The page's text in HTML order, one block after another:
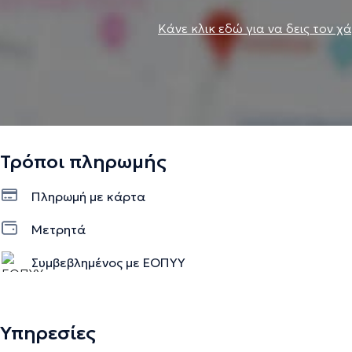
Κάνε κλικ εδώ για να δεις τον
Τρόποι πληρωμής
Πληρωμή με κάρτα
Μετρητά
Συμβεβλημένος με ΕΟΠΥΥ
Υπηρεσίες